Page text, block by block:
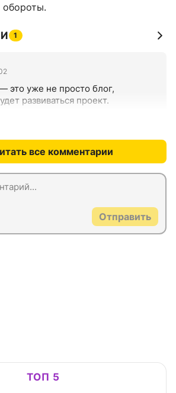
обороты.
1
это уже не просто блог,
развиваться проект.
все комментарии
Отправить
ТОП 5